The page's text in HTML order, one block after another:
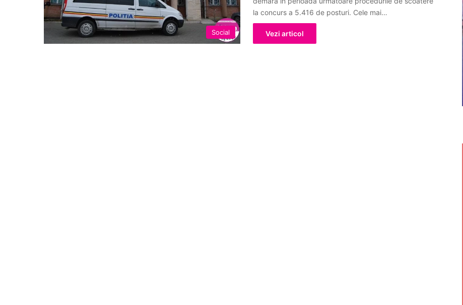
Social
la concurs a 5.416 de posturi. Cele mai…
Vezi articol